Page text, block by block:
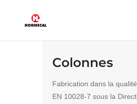
Colonnes
Fabrication dans la
EN 10028-7 sous la